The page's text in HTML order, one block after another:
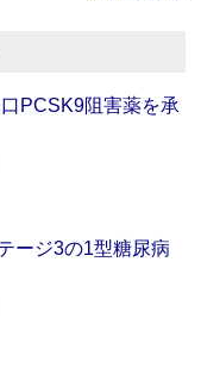
PCSK9阻害薬を承
ージ3の1型糖尿病